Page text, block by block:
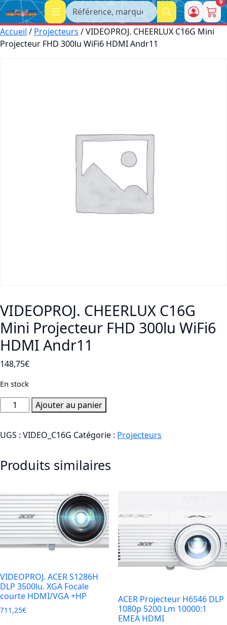
Recherche
Accueil / Projecteurs / VIDEOPROJ. CHEERLUX C16G Mini
Projecteur FHD 300lu WiFi6 HDMI Andr11
VIDEOPROJ. CHEERLUX C16G
Mini Projecteur FHD 300lu WiFi6
HDMI Andr11
148,75€
En stock
quantité
de
CHEERLUX
Mini
300lu
WiFi6
HDMI
Andr11
Ajouter au panier
UGS : VIDEO_C16G Catégorie : Projecteurs
Produits similaires
VIDEOPROJ. ACER S1286H
DLP 3500lu. XGA Focale
courte HDMI/VGA +HP
711,25€
ACER Projecteur H6546 DLP
1080p 5200 Lm 10000:1
EMEA HDMI